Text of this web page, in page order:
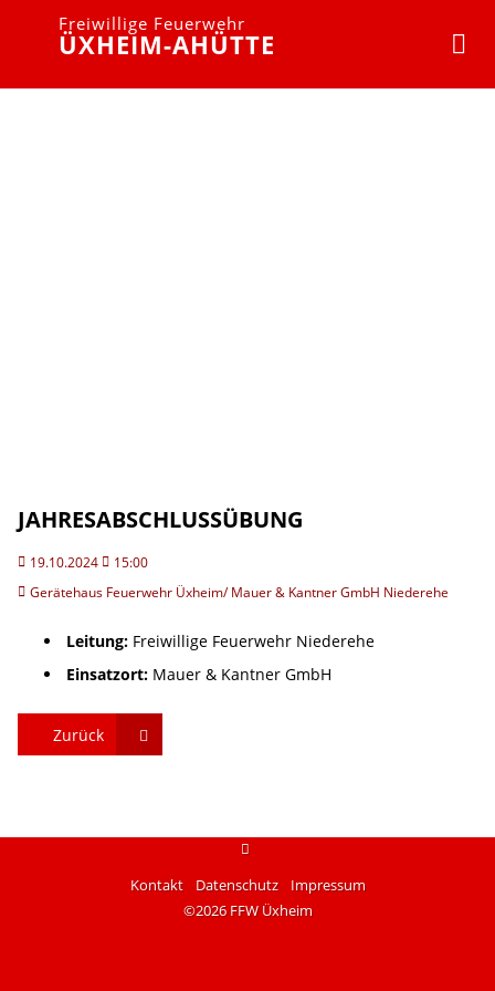
Freiwillige Feuerwehr
ÜXHEIM-AHÜTTE
JAHRESABSCHLUSSÜBUNG
19.10.2024
15:00
Gerätehaus Feuerwehr Üxheim/ Mauer & Kantner GmbH Niederehe
Leitung: Freiwillige Feuerwehr Niederehe
Einsatzort: Mauer & Kantner GmbH
Zurück
instagram
Kontakt
Datenschutz
Impressum
©2026 FFW Üxheim